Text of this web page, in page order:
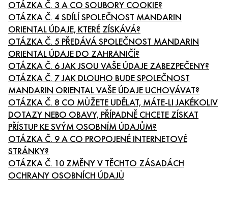
OTÁZKA Č. 3 A CO SOUBORY COOKIE?
OTÁZKA Č. 4 SDÍLÍ SPOLEČNOST MANDARIN
ORIENTAL ÚDAJE, KTERÉ ZÍSKÁVÁ?
OTÁZKA Č. 5 PŘEDÁVÁ SPOLEČNOST MANDARIN
ORIENTAL ÚDAJE DO ZAHRANIČÍ?
OTÁZKA Č. 6 JAK JSOU VAŠE ÚDAJE ZABEZPEČENY?
OTÁZKA Č. 7 JAK DLOUHO BUDE SPOLEČNOST
MANDARIN ORIENTAL VAŠE ÚDAJE UCHOVÁVAT?
OTÁZKA Č. 8 CO MŮŽETE UDĚLAT, MÁTE-LI JAKÉKOLIV
DOTAZY NEBO OBAVY, PŘÍPADNĚ CHCETE ZÍSKAT
PŘÍSTUP KE SVÝM OSOBNÍM ÚDAJŮM?
OTÁZKA Č. 9 A CO PROPOJENÉ INTERNETOVÉ
STRÁNKY?
OTÁZKA Č. 10 ZMĚNY V TĚCHTO ZÁSADÁCH
OCHRANY OSOBNÍCH ÚDAJŮ